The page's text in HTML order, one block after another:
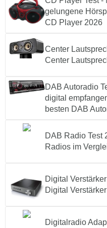
gelungene
CD Player 2026
Center
Center
DAB Autoradio
digital
besten DAB
DAB Radio Test
Radios im
Digital
Digital
Digitalradio